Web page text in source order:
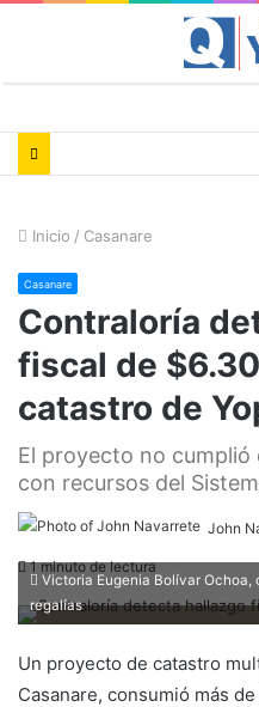
Inicio / Casanare
Casanare
Contraloría
fiscal de
catastro de
El proyecto no
con recursos del
John
1 minuto de lectura
Victoria Eugenia Bolívar
regalías
Un proyecto de catastro
Casanare, consumió más